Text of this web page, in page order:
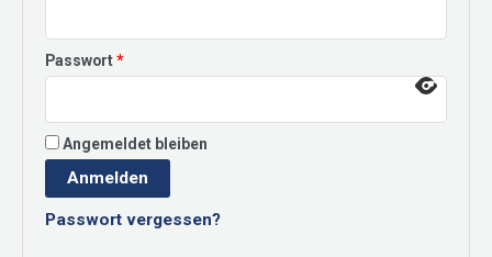
Passwort*Erforderlich
Angemeldet bleiben
Anmelden
Passwort vergessen?